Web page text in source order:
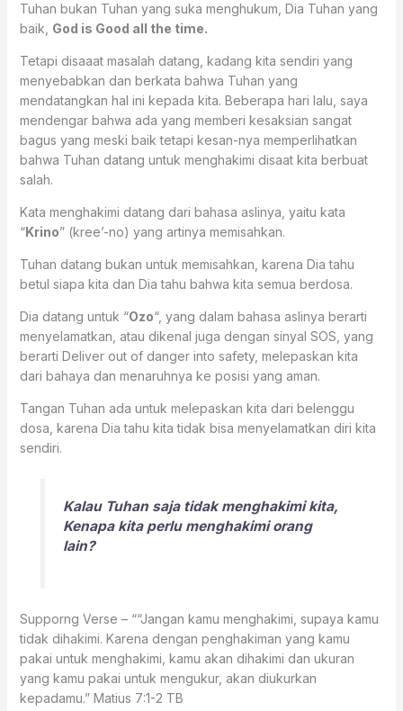
Tuhan bukan Tuhan yang suka menghukum, Dia Tuhan yang
baik, God is Good all the time.
Tetapi disaaat masalah datang, kadang kita sendiri yang
menyebabkan dan berkata bahwa Tuhan yang
mendatangkan hal ini kepada kita. Beberapa hari lalu, saya
mendengar bahwa ada yang memberi kesaksian sangat
bagus yang meski baik tetapi kesan-nya memperlihatkan
bahwa Tuhan datang untuk menghakimi disaat kita berbuat
salah.
Kata menghakimi datang dari bahasa aslinya, yaitu kata
“Krino” (kree’-no) yang artinya memisahkan.
Tuhan datang bukan untuk memisahkan, karena Dia tahu
betul siapa kita dan Dia tahu bahwa kita semua berdosa.
Dia datang untuk “Ozo“, yang dalam bahasa aslinya berarti
menyelamatkan, atau dikenal juga dengan sinyal SOS, yang
berarti Deliver out of danger into safety, melepaskan kita
dari bahaya dan menaruhnya ke posisi yang aman.
Tangan Tuhan ada untuk melepaskan kita dari belenggu
dosa, karena Dia tahu kita tidak bisa menyelamatkan diri kita
sendiri.
Kalau Tuhan saja tidak menghakimi kita,
Kenapa kita perlu menghakimi orang
lain?
Supporng Verse – ““Jangan kamu menghakimi, supaya kamu
tidak dihakimi. Karena dengan penghakiman yang kamu
pakai untuk menghakimi, kamu akan dihakimi dan ukuran
yang kamu pakai untuk mengukur, akan diukurkan
kepadamu.” ‭‭Matius‬ ‭7:1-2‬ ‭TB‬‬